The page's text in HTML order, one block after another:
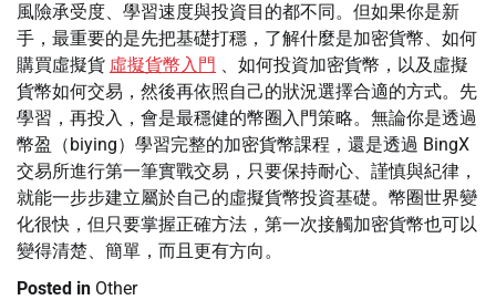
風險承受度、學習速度與投資目的都不同。但如果你是新
手，最重要的是先把基礎打穩，了解什麼是加密貨幣、如何
購買虛擬貨 虛擬貨幣入門 、如何投資加密貨幣，以及虛擬
貨幣如何交易，然後再依照自己的狀況選擇合適的方式。先
學習，再投入，會是最穩健的幣圈入門策略。無論你是透過
幣盈（biying）學習完整的加密貨幣課程，還是透過 BingX
交易所進行第一筆實戰交易，只要保持耐心、謹慎與紀律，
就能一步步建立屬於自己的虛擬貨幣投資基礎。幣圈世界變
化很快，但只要掌握正確方法，第一次接觸加密貨幣也可以
變得清楚、簡單，而且更有方向。
Posted in Other